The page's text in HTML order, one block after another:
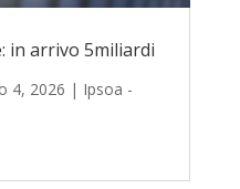
in arrivo 5miliardi
4, 2026 | Ipsoa -